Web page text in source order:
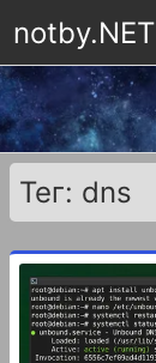
notby.NET
Тег: dns